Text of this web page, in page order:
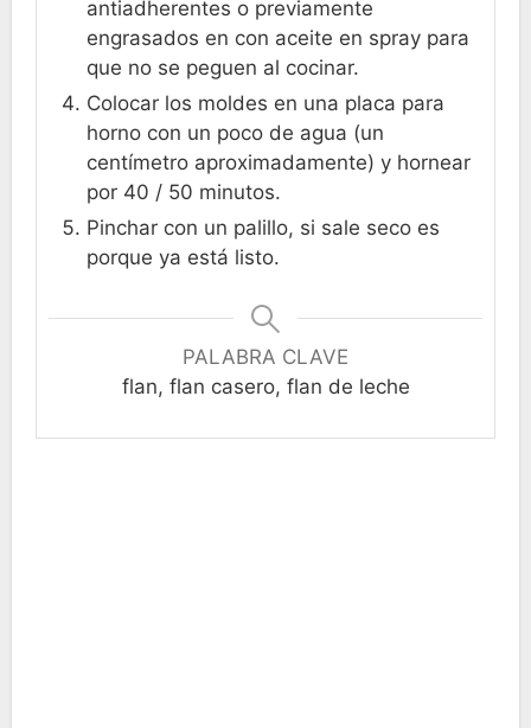
antiadherentes o previamente
engrasados en con aceite en spray para
que no se peguen al cocinar.
Colocar los moldes en una placa para
horno con un poco de agua (un
centímetro aproximadamente) y hornear
por 40 / 50 minutos.
Pinchar con un palillo, si sale seco es
porque ya está listo.
PALABRA CLAVE
flan, flan casero, flan de leche